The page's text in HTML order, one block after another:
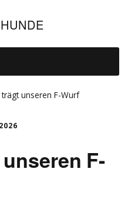
unseren F-Wurf
F-